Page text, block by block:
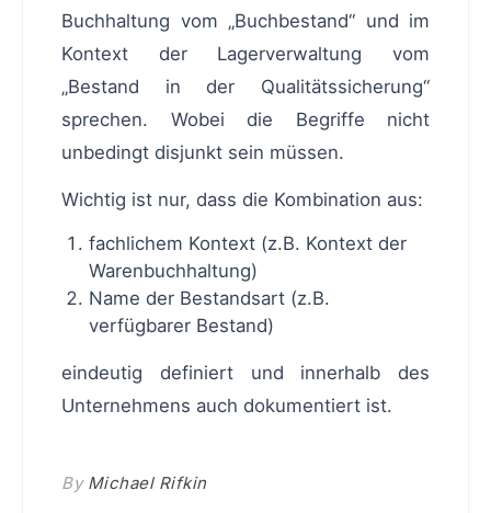
Buchhaltung vom „Buchbestand“ und im
Kontext der Lagerverwaltung vom
„Bestand in der Qualitätssicherung“
sprechen. Wobei die Begriffe nicht
unbedingt disjunkt sein müssen.
Wichtig ist nur, dass die Kombination aus:
fachlichem Kontext (z.B. Kontext der
Warenbuchhaltung)
Name der Bestandsart (z.B.
verfügbarer Bestand)
eindeutig definiert und innerhalb des
Unternehmens auch dokumentiert ist.
By Michael Rifkin